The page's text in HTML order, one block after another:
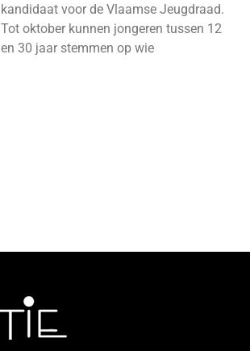
kandidaat voor de Vlaamse Jeugdraad.
Tot oktober kunnen jongeren tussen 12
en 30 jaar stemmen op wie